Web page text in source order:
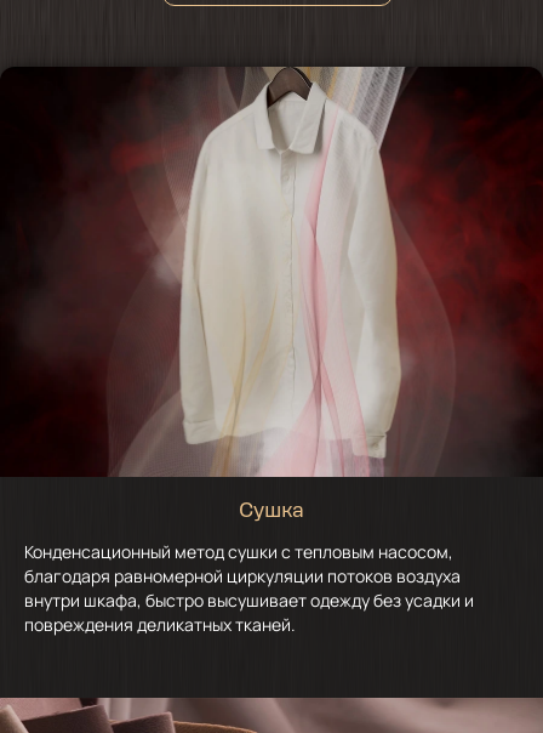
Сушка
Конденсационный метод сушки с тепловым насосом,
благодаря равномерной циркуляции потоков воздуха
внутри шкафа, быстро высушивает одежду без усадки и
повреждения деликатных тканей.